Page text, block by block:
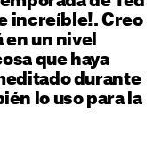
increíble!. Creo
un nivel
que haya
durante
lo uso para la